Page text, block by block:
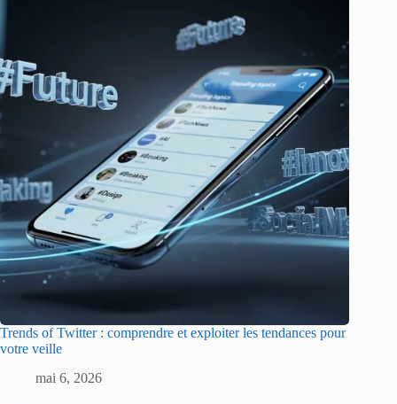
Trends of Twitter : comprendre et exploiter les tendances pour
votre veille
mai 6, 2026